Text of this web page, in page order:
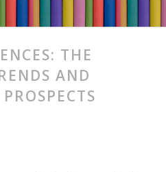
THE
AND